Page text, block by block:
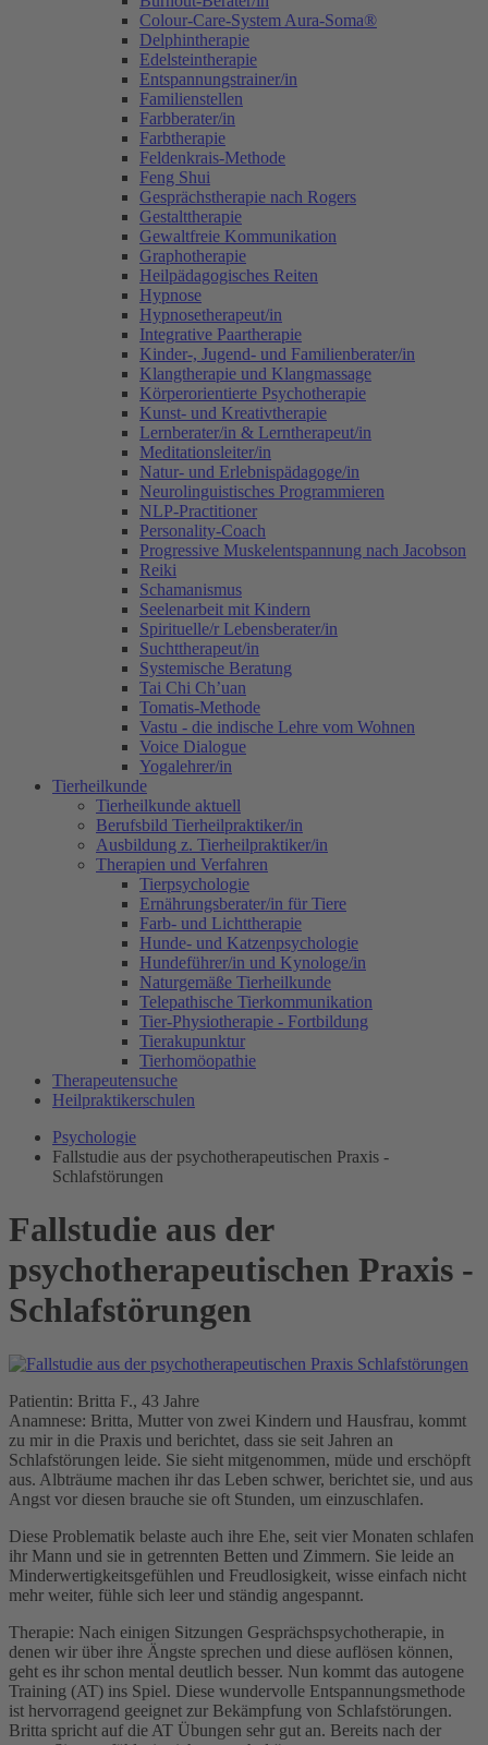
Colour-Care-System Aura-Soma®
Delphintherapie
Edelsteintherapie
Entspannungstrainer/in
Familienstellen
Farbberater/in
Farbtherapie
Feldenkrais-Methode
Feng Shui
Gesprächstherapie nach Rogers
Gestalttherapie
Gewaltfreie Kommunikation
Graphotherapie
Heilpädagogisches Reiten
Hypnose
Hypnosetherapeut/in
Integrative Paartherapie
Kinder-, Jugend- und Familienberater/in
Klangtherapie und Klangmassage
Körperorientierte Psychotherapie
Kunst- und Kreativtherapie
Lernberater/in & Lerntherapeut/in
Meditationsleiter/in
Natur- und Erlebnispädagoge/in
Neurolinguistisches Programmieren
NLP-Practitioner
Personality-Coach
Progressive Muskelentspannung nach Jacobson
Reiki
Schamanismus
Seelenarbeit mit Kindern
Spirituelle/r Lebensberater/in
Suchttherapeut/in
Systemische Beratung
Tai Chi Ch’uan
Tomatis-Methode
Vastu - die indische Lehre vom Wohnen
Voice Dialogue
Yogalehrer/in
Tierheilkunde
Tierheilkunde aktuell
Berufsbild Tierheilpraktiker/in
Ausbildung z. Tierheilpraktiker/in
Therapien und Verfahren
Tierpsychologie
Ernährungsberater/in für Tiere
Farb- und Lichttherapie
Hunde- und Katzenpsychologie
Hundeführer/in und Kynologe/in
Naturgemäße Tierheilkunde
Telepathische Tierkommunikation
Tier-Physiotherapie - Fortbildung
Tierakupunktur
Tierhomöopathie
Therapeutensuche
Heilpraktikerschulen
Psychologie
Fallstudie aus der psychotherapeutischen Praxis -
Schlafstörungen
Fallstudie aus der
psychotherapeutischen Praxis -
Schlafstörungen
Patientin: Britta F., 43 Jahre
Anamnese: Britta, Mutter von zwei Kindern und Hausfrau, kommt
zu mir in die Praxis und berichtet, dass sie seit Jahren an
Schlafstörungen leide. Sie sieht mitgenommen, müde und erschöpft
aus. Albträume machen ihr das Leben schwer, berichtet sie, und aus
Angst vor diesen brauche sie oft Stunden, um einzuschlafen.
Diese Problematik belaste auch ihre Ehe, seit vier Monaten schlafen
ihr Mann und sie in getrennten Betten und Zimmern. Sie leide an
Minderwertigkeitsgefühlen und Freudlosigkeit, wisse einfach nicht
mehr weiter, fühle sich leer und ständig angespannt.
Therapie: Nach einigen Sitzungen Gesprächspsychotherapie, in
denen wir über ihre Ängste sprechen und diese auflösen können,
geht es ihr schon mental deutlich besser. Nun kommt das autogene
Training (AT) ins Spiel. Diese wundervolle Entspannungsmethode
ist hervorragend geeignet zur Bekämpfung von Schlafstörungen.
Britta spricht auf die AT Übungen sehr gut an. Bereits nach der